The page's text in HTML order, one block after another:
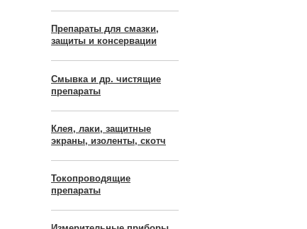
Препараты для смазки,
защиты и консервации
Смывка и др. чистящие
препараты
Клея, лаки, защитные
экраны, изоленты, скотч
Токопроводящие
препараты